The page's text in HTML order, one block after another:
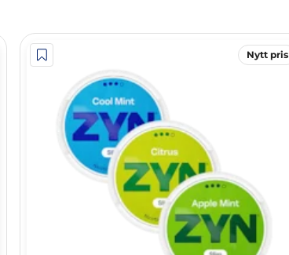
Nytt pris